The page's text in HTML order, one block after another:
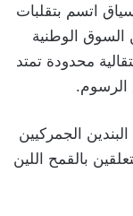
منذ نونبر 2021، في سياق اتسم بتقلبات
السوق الوطنية
محدودة تمتد
الرسوم.
الجمركيين
و1001.99.00.90، والمتعلقين بالقمح اللين